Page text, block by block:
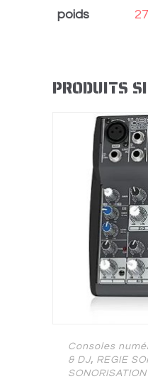
poids
PRODUITS
Consoles
& DJ, REGIE
SONORISATION